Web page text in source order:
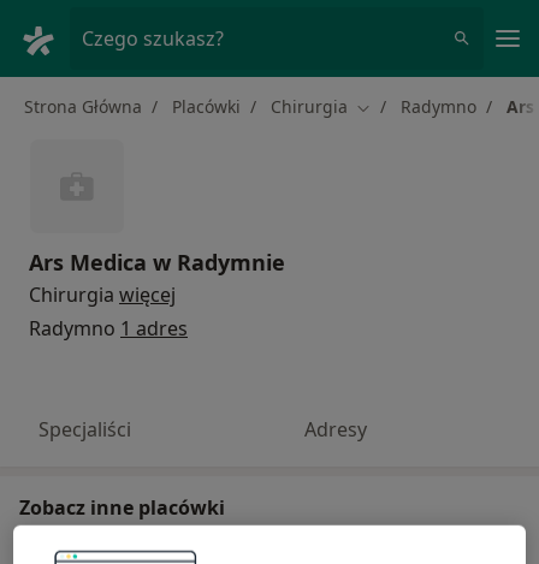
Czego szukasz?
Strona Główna Placówki Chirurgia Zmień miasto
Radymno Ars
Ars Medica w Radymnie
Chirurgia więcej
Radymno 1 adres
Specjaliści Adresy
Zobacz inne placówki
Kogo szukasz?